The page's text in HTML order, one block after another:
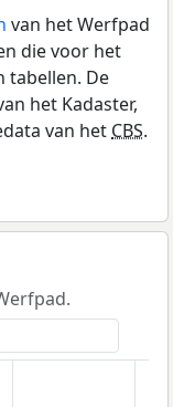
van het Werfpad
die voor het
tabellen. De
het Kadaster,
van hetCBS.